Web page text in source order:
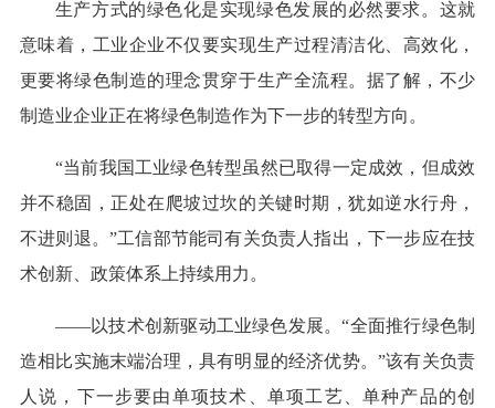
生产方式的绿色化是实现绿色发展的必然要求。这就
意味着，工业企业不仅要实现生产过程清洁化、高效化，
更要将绿色制造的理念贯穿于生产全流程。据了解，不少
制造业企业正在将绿色制造作为下一步的转型方向。
“当前我国工业绿色转型虽然已取得一定成效，但成效
并不稳固，正处在爬坡过坎的关键时期，犹如逆水行舟，
不进则退。”工信部节能司有关负责人指出，下一步应在技
术创新、政策体系上持续用力。
——以技术创新驱动工业绿色发展。“全面推行绿色制
造相比实施末端治理，具有明显的经济优势。”该有关负责
人说，下一步要由单项技术、单项工艺、单种产品的创